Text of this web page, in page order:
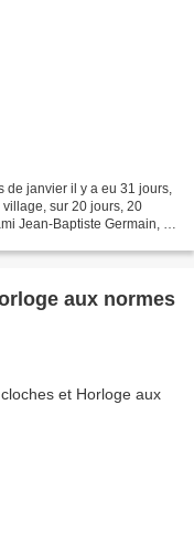
de janvier il y a eu 31 jours,
sur 20 jours, 20
Jean-Baptiste Germain, le
aux normes